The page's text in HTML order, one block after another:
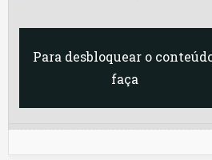
Cargill MS
Cargill N.H. GO
Cargill N.H. RS
Para desbloquear o
faça